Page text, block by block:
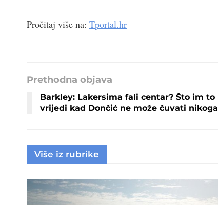
Pročitaj više na: Tportal.hr
Prethodna objava
Barkley: Lakersima fali centar? Što im to
vrijedi kad Dončić ne može čuvati nikoga
Više iz rubrike